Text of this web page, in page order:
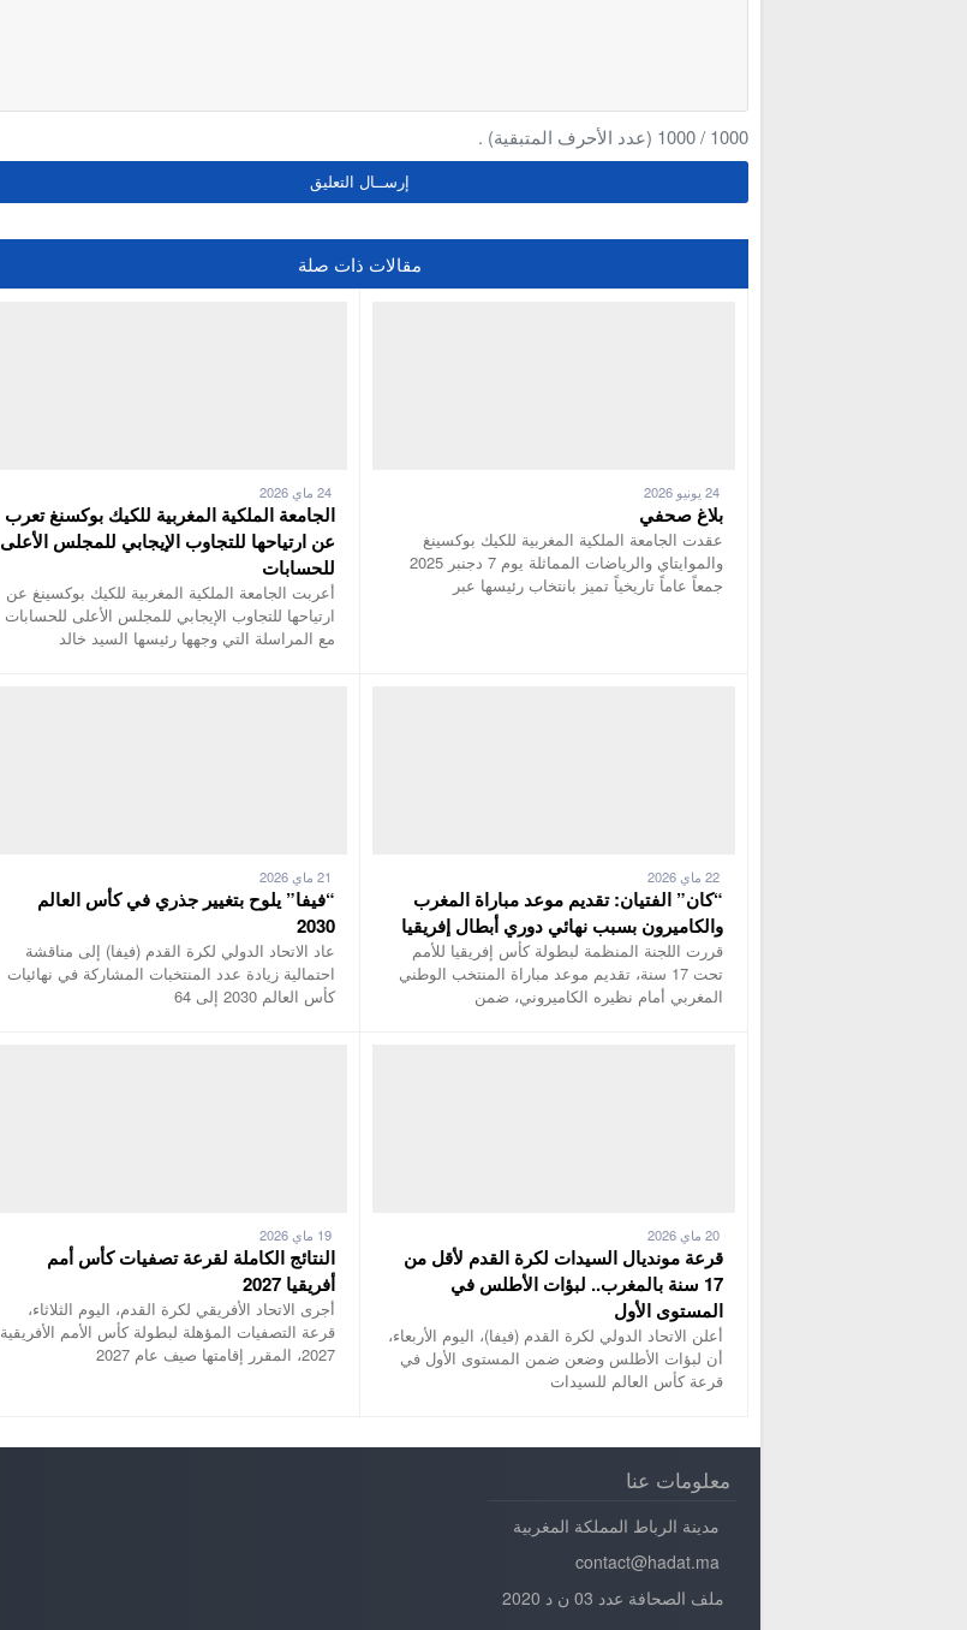
1000
/
1000 (عدد الأحرف المتبقية) .
مقالات ذات صلة
بلاغ صحفي
عقدت الجامعة الملكية المغربية للكيك بوكسينغ
والموايتاي والرياضات المماثلة يوم 7 دجنبر 2025
جمعاً عاماً تاريخياً تميز بانتخاب رئيسها عبر
الجامعة الملكية المغربية للكيك بوكسنغ تعرب
عن ارتياحها للتجاوب الإيجابي للمجلس الأعلى
للحسابات
أعربت الجامعة الملكية المغربية للكيك بوكسينغ عن
ارتياحها للتجاوب الإيجابي للمجلس الأعلى للحسابات
مع المراسلة التي وجهها رئيسها السيد خالد
“كان” الفتيان: تقديم موعد مباراة المغرب
والكاميرون بسبب نهائي دوري أبطال إفريقيا
قررت اللجنة المنظمة لبطولة كأس إفريقيا للأمم
تحت 17 سنة، تقديم موعد مباراة المنتخب الوطني
المغربي أمام نظيره الكاميروني، ضمن
“فيفا” يلوح بتغيير جذري في كأس العالم
2030
عاد الاتحاد الدولي لكرة القدم (فيفا) إلى مناقشة
احتمالية زيادة عدد المنتخبات المشاركة في نهائيات
كأس العالم 2030 إلى 64
قرعة مونديال السيدات لكرة القدم لأقل من
17 سنة بالمغرب.. لبؤات الأطلس في
المستوى الأول
أعلن الاتحاد الدولي لكرة القدم (فيفا)، اليوم الأربعاء،
أن لبؤات الأطلس وضعن ضمن المستوى الأول في
قرعة كأس العالم للسيدات
النتائج الكاملة لقرعة تصفيات كأس أمم
أفريقيا 2027
أجرى الاتحاد الأفريقي لكرة القدم، اليوم الثلاثاء،
قرعة التصفيات المؤهلة لبطولة كأس الأمم الأفريقية
2027، المقرر إقامتها صيف عام 2027
معلومات عنا
مدينة الرباط المملكة المغربية
ملف الصحافة عدد 03 ن د 2020